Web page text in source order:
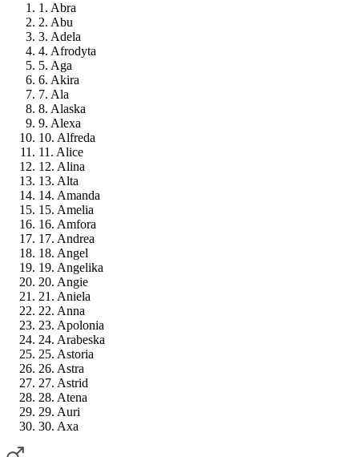
1. Abra
2. Abu
3. Adela
4. Afrodyta
5. Aga
6. Akira
7. Ala
8. Alaska
9. Alexa
10. Alfreda
11. Alice
12. Alina
13. Alta
14. Amanda
15. Amelia
16. Amfora
17. Andrea
18. Angel
19. Angelika
20. Angie
21. Aniela
22. Anna
23. Apolonia
24. Arabeska
25. Astoria
26. Astra
27. Astrid
28. Atena
29. Auri
30. Axa